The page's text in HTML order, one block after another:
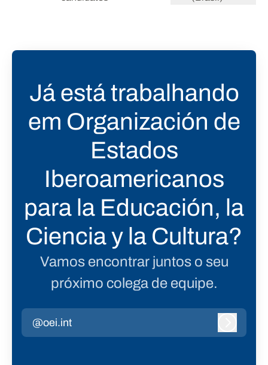
Já está trabalhando
em Organización de
Estados
Iberoamericanos
para la Educación, la
Ciencia y la Cultura?
Vamos encontrar juntos o seu
próximo colega de equipe.
@oei.int